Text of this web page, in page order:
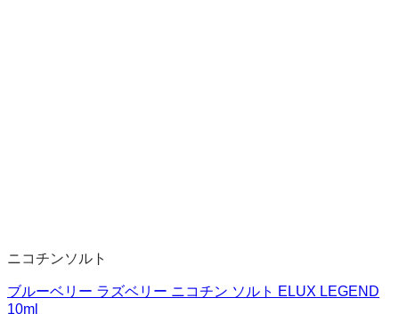
ニコチンソルト
ブルーベリー ラズベリー ニコチン ソルト ELUX LEGEND
10ml